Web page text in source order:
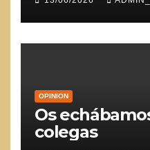
OPINION
Os
colegas